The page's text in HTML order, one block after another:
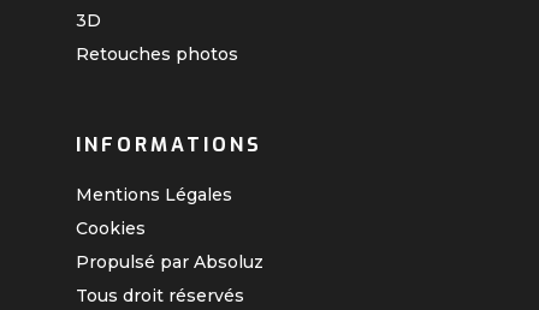
3D
Retouches photos
INFORMATIONS
Mentions Légales
Cookies
Propulsé par Absoluz
Tous droit réservés